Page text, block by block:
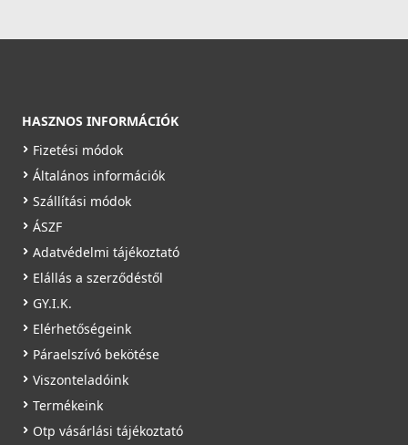
HASZNOS INFORMÁCIÓK
Fizetési módok
Általános információk
Szállítási módok
ÁSZF
Adatvédelmi tájékoztató
Elállás a szerződéstől
GY.I.K.
Elérhetőségeink
Páraelszívó bekötése
Viszonteladóink
Termékeink
Otp vásárlási tájékoztató